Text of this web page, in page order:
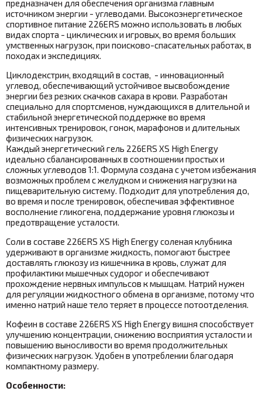
предназначен для обеспечения организма главным
источником энергии - углеводами. Высокоэнергетическое
спортивное питание 226ERS можно использовать в любых
видах спорта - циклических и игровых, во время больших
умственных нагрузок, при поисково-спасательных работах, в
походах и экспедициях.
Циклодекстрин, входящий в состав, - инновационный
углевод, обеспечивающий устойчивое высвобождение
энергии без резких скачков сахара в крови. Разработан
специально для спортсменов, нуждающихся в длительной и
стабильной энергетической поддержке во время
интенсивных тренировок, гонок, марафонов и длительных
физических нагрузок.
Каждый энергетический гель 226ERS XS High Energy
идеально сбалансированных в соотношении простых и
сложных углеводов 1:1. Формула создана с учетом избежания
возможных проблем с желудком и снижения нагрузки на
пищеварительную систему. Подходит для употребления до,
во время и после тренировок, обеспечивая эффективное
восполнение гликогена, поддержание уровня глюкозы и
предотвращение усталости.
Соли в составе 226ERS XS High Energy соленая клубника
удерживают в организме жидкость, помогают быстрее
доставлять глюкозу из кишечника в кровь, служат для
профилактики мышечных судорог и обеспечивают
прохождение нервных импульсов к мышцам. Натрий нужен
для регуляции жидкостного обмена в организме, потому что
именно натрий наше тело теряет в процессе потоотделения.
Кофеин в составе 226ERS XS High Energy вишня способствует
улучшению концентрации, снижению восприятия усталости и
повышению выносливости во время продолжительных
физических нагрузок. Удобен в употреблении благодаря
компактному размеру.
Особенности: